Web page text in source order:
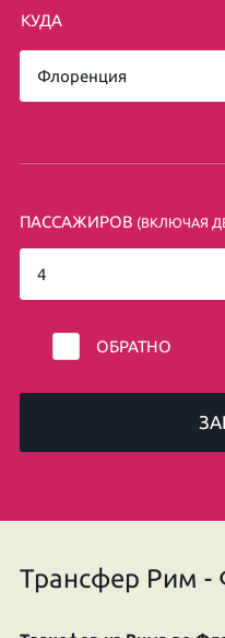
КУДА
ПАССАЖИРОВ (ВКЛЮЧАЯ
ОБРАТНО
Трансфер Рим -